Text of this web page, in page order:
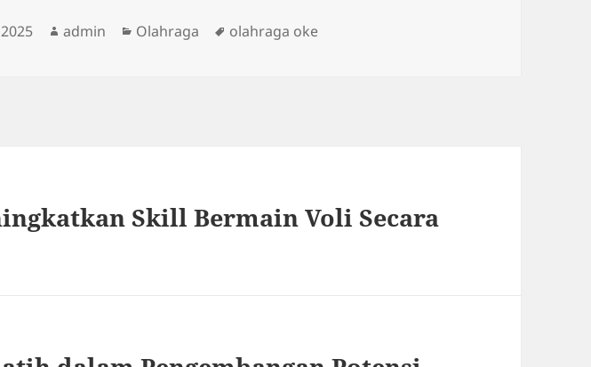
Author
admin Categories
Olahraga Tags
olahraga oke
Skill Bermain Voli Secara